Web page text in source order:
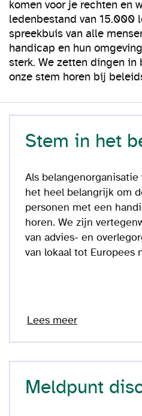
komen voor je rechten en
ledenbestand van 15.000
spreekbuis van alle
handicap en hun
sterk. We zetten dingen in
onze stem horen bij
Stem in het
Als
het heel belangrijk om
personen met een
horen. We zijn
van advies- en
van lokaal tot Europees
Lees meer
Meldpunt